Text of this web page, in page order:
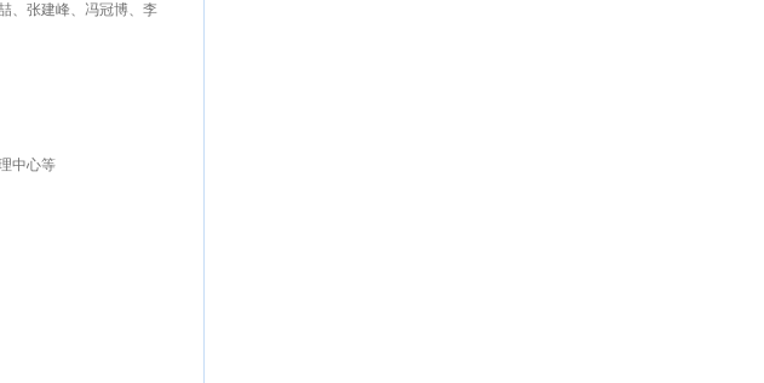
、张建峰、冯冠博、李
中心等